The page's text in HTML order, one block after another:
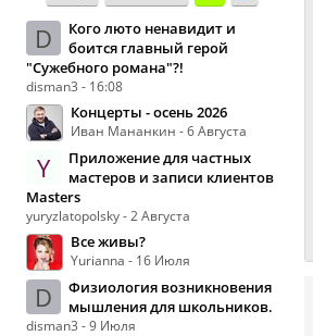
D
Кого люто ненавидит и
боится главный герой
"Сужебного романа"?!
disman3 - 16:08
Концерты - осень 2026
Иван Мананкин - 6 Августа
Y
Приложение для частных
мастеров и записи клиентов
Masters
yuryzlatopolsky - 2 Августа
Все живы?
Yurianna - 16 Июля
D
Физиология возникновения
мышления для школьников.
disman3 - 9 Июля